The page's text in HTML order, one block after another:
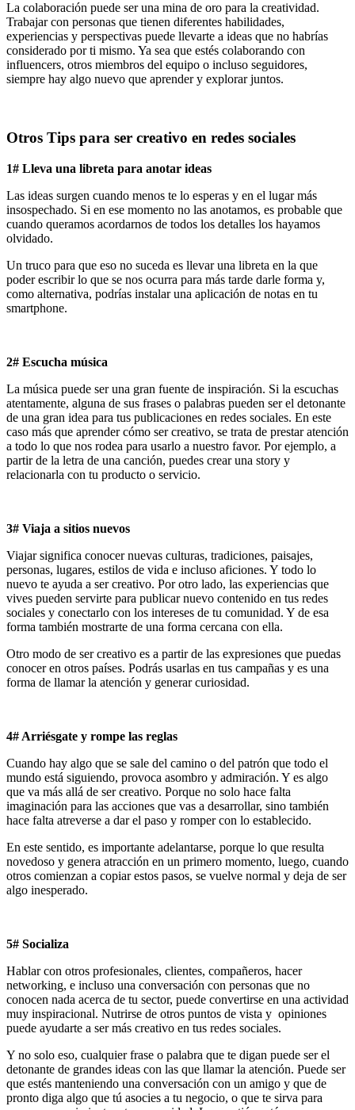
La colaboración puede ser una mina de oro para la creatividad.
Trabajar con personas que tienen diferentes habilidades,
experiencias y perspectivas puede llevarte a ideas que no habrías
considerado por ti mismo. Ya sea que estés colaborando con
influencers, otros miembros del equipo o incluso seguidores,
siempre hay algo nuevo que aprender y explorar juntos.
Otros Tips para ser creativo en redes sociales
1# Lleva una libreta para anotar ideas
Las ideas surgen cuando menos te lo esperas y en el lugar más
insospechado. Si en ese momento no las anotamos, es probable que
cuando queramos acordarnos de todos los detalles los hayamos
olvidado.
Un truco para que eso no suceda es llevar una libreta en la que
poder escribir lo que se nos ocurra para más tarde darle forma y,
como alternativa, podrías instalar una aplicación de notas en tu
smartphone.
2# Escucha música
La música puede ser una gran fuente de inspiración. Si la escuchas
atentamente, alguna de sus frases o palabras pueden ser el detonante
de una gran idea para tus publicaciones en redes sociales. En este
caso más que aprender cómo ser creativo, se trata de prestar atención
a todo lo que nos rodea para usarlo a nuestro favor. Por ejemplo, a
partir de la letra de una canción, puedes crear una story y
relacionarla con tu producto o servicio.
3# Viaja a sitios nuevos
Viajar significa conocer nuevas culturas, tradiciones, paisajes,
personas, lugares, estilos de vida e incluso aficiones. Y todo lo
nuevo te ayuda a ser creativo. Por otro lado, las experiencias que
vives pueden servirte para publicar nuevo contenido en tus redes
sociales y conectarlo con los intereses de tu comunidad. Y de esa
forma también mostrarte de una forma cercana con ella.
Otro modo de ser creativo es a partir de las expresiones que puedas
conocer en otros países. Podrás usarlas en tus campañas y es una
forma de llamar la atención y generar curiosidad.
4# Arriésgate y rompe las reglas
Cuando hay algo que se sale del camino o del patrón que todo el
mundo está siguiendo, provoca asombro y admiración. Y es algo
que va más allá de ser creativo. Porque no solo hace falta
imaginación para las acciones que vas a desarrollar, sino también
hace falta atreverse a dar el paso y romper con lo establecido.
En este sentido, es importante adelantarse, porque lo que resulta
novedoso y genera atracción en un primero momento, luego, cuando
otros comienzan a copiar estos pasos, se vuelve normal y deja de ser
algo inesperado.
5# Socializa
Hablar con otros profesionales, clientes, compañeros, hacer
networking, e incluso una conversación con personas que no
conocen nada acerca de tu sector, puede convertirse en una actividad
muy inspiracional. Nutrirse de otros puntos de vista y opiniones
puede ayudarte a ser más creativo en tus redes sociales.
Y no solo eso, cualquier frase o palabra que te digan puede ser el
detonante de grandes ideas con las que llamar la atención. Puede ser
que estés manteniendo una conversación con un amigo y que de
pronto diga algo que tú asocies a tu negocio, o que te sirva para